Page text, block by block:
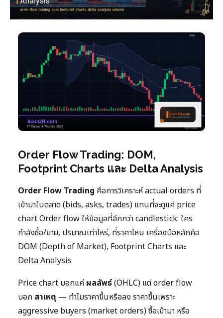
Order Flow Trading: DOM,
Footprint Charts และ Delta Analysis
Order Flow Trading คือการวิเคราะห์ actual orders ที่
เข้ามาในตลาด (bids, asks, trades) แทนที่จะดูแค่ price
chart Order flow ให้ข้อมูลที่ลึกกว่า candlestick: ใคร
กำลังซื้อ/ขาย, ปริมาณเท่าไหร่, ที่ราคาไหน เครื่องมือหลักคือ
DOM (Depth of Market), Footprint Charts และ
Delta Analysis
Price chart บอกแค่ ผลลัพธ์(OHLC) แต่ order flow
บอก สาเหตุ — ทำไมราคาขึ้นหรือลง ราคาขึ้นเพราะ
aggressive buyers (market orders) ซื้อเข้ามา หรือ